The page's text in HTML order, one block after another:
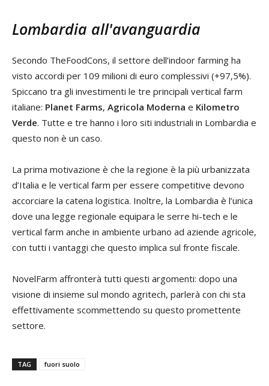
Lombardia all'avanguardia
Secondo TheFoodCons, il settore dell’indoor farming ha
visto accor­di per 109 milioni di euro complessi­vi (+97,5%).
Spiccano tra gli inve­stimenti le tre principali vertical farm
italiane: Planet Farms, Agri­cola Moderna e Kilometro
Verde. Tutte e tre hanno i loro siti indu­striali in Lombardia e
questo non è un caso.
La prima motivazione è che la regione è la più urbanizzata
d’Italia e le vertical farm per es­sere competitive devono
accor­ciare la catena logistica. Inoltre, la Lombardia è l’unica
dove una legge regionale equipara le serre hi-tech e le
vertical farm anche in ambien­te urbano ad aziende agricole,
con tutti i vantaggi che questo impli­ca sul fronte fiscale.
NovelFarm affronterà tutti questi argomen­ti: dopo una
visione di insieme sul mondo agritech, parlerà con chi sta
effettivamente scommet­tendo su questo promettente
settore.
TAG fuori suolo